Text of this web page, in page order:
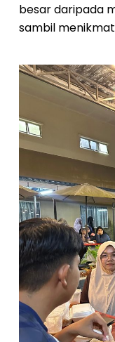
besar daripada
sambil